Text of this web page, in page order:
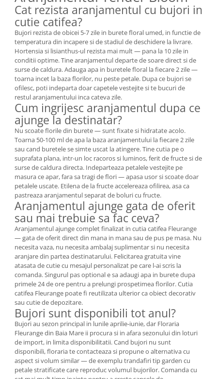
Cat rezista aranjamentul cu bujori in
cutie catifea?
Bujori rezista de obicei 5-7 zile in burete floral umed, in functie de
temperatura din incapere si de stadiul de deschidere la livrare.
Hortensia si lisianthus-ul rezista mai mult — pana la 10 zile in
conditii optime. Tine aranjamentul departe de soare direct si de
surse de caldura. Adauga apa in buretele floral la fiecare 2 zile —
toarna incet la baza florilor, nu peste petale. Dupa ce bujori se
ofilesc, poti indeparta doar capetele vestejite si te bucuri de
restul aranjamentului inca cateva zile.
Cum ingrijesc aranjamentul dupa ce
ajunge la destinatar?
Nu scoate florile din burete — sunt fixate si hidratate acolo.
Toarna 50-100 ml de apa la baza aranjamentului la fiecare 2 zile
sau cand buretele se simte uscat la atingere. Tine cutia pe o
suprafata plana, intr-un loc racoros si luminos, ferit de fructe si de
surse de caldura directa. Indeparteaza petalele vestejite pe
masura ce apar, fara sa tragi de flori — apasa usor si scoate doar
petalele uscate. Etilena de la fructe accelereaza ofilirea, asa ca
pastreaza aranjamentul separat de boluri cu fructe.
Aranjamentul ajunge gata de oferit
sau mai trebuie sa fac ceva?
Aranjamentul ajunge complet finalizat in cutia catifea Fleurange
— gata de oferit direct din mana in mana sau de pus pe masa. Nu
necesita vaza, nu necesita ambalaj suplimentar si nu necesita
aranjare din partea destinatarului. Felicitarea gratuita vine
atasata de cutie cu mesajul personalizat pe care l-ai scris la
comanda. Singurul pas optional e sa adaugi apa in burete dupa
primele 24 de ore pentru a prelungi prospetimea florilor. Cutia
catifea Fleurange poate fi reutilizata ulterior ca obiect decorativ
sau cutie de depozitare.
Bujori sunt disponibili tot anul?
Bujori au sezon principal in lunile aprilie-iunie, dar Floraria
Fleurange din Baia Mare ii procura si in afara sezonului din loturi
de import, in limita disponibilitatii. Cand bujori nu sunt
disponibili, floraria te contacteaza si propune o alternativa cu
aspect si volum similar — de exemplu trandafiri tip garden cu
petale stratificate care reproduc volumul bujorilor. Comanda cu